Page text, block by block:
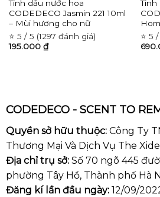
Tinh dầu nước hoa
CODEDECO Jasmin 221 10ml
– Mùi hương cho nữ
⭐ 5 / 5 (1297 đánh giá)
195.000 ₫
Tinh
⭐ 5
CODEDECO - SCENT TO
Quyền sở hữu thuộc:Công Ty
Thương Mại Và Dịch Vụ The Xide
Địa chỉ trụ sở:Số 70 ngõ 445
phường Tây Hồ, Thành phố Hà
Đăng kí lần đầu ngày:12/09/